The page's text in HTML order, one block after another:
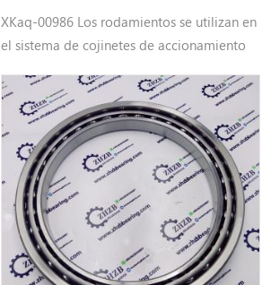
00986
XKaq-00986 Los rodamientos se utilizan en
el sistema de cojinetes de accionamiento
Equipo: XKaq-00986 Hyundai repuestos
aplicar paraR110-7, R110-7A, R140LC9,
R140LC9A, R140LC9S, R160LC9, R160LC9A,
R160LC9S, R180LC9, R180LC9A, R180LC9S,
R210LC7A, R210LC9, R210LC9BC,
R210LC9BH, R210LC9BH, R210LC9,
R220LC9A, R220NLC9A, R235LC9